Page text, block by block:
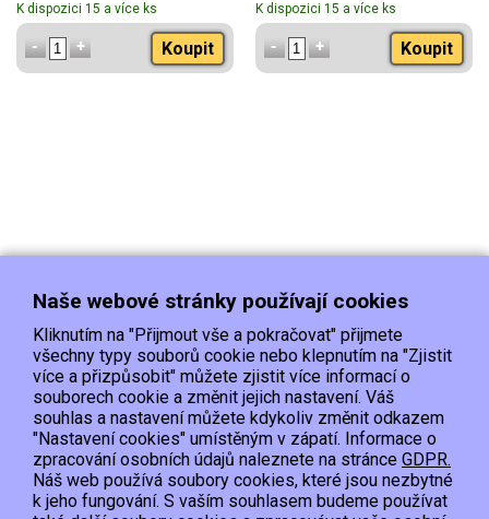
K dispozici 15 a více ks
Koupit
K dispozici 15 a více ks
Koupit
Doprava Platba
Kontakt/Reklamace
Obchodní podmínky
Ochrana os.údajů
EET :Podle zákona o evidenci tržeb je prodávající povinen vystavit kupujícímu
Naše webové stránky používají cookies
Kliknutím na "Přijmout vše a pokračovat" přijmete
všechny typy souborů cookie nebo klepnutím na "Zjistit
více a přizpůsobit" můžete zjistit více informací o
souborech cookie a změnit jejich nastavení. Váš
souhlas a nastavení můžete kdykoliv změnit odkazem
"Nastavení cookies" umístěným v zápatí. Informace o
zpracování osobních údajů naleznete na stránce GDPR.
Náš web používá soubory cookies, které jsou nezbytné
k jeho fungování. S vaším souhlasem budeme používat